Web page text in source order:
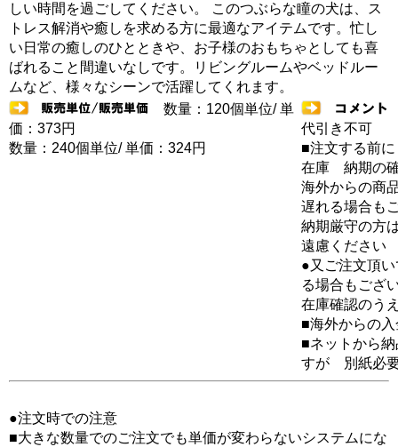
しい時間を過ごしてください。 このつぶらな瞳の犬は、ス
トレス解消や癒しを求める方に最適なアイテムです。忙し
い日常の癒しのひとときや、お子様のおもちゃとしても喜
ばれること間違いなしです。リビングルームやベッドルー
ムなど、様々なシーンで活躍してくれます。
数量：120個単位/ 単
価：373円
数量：240個単位/ 単価：324円
代引き不可
■注文する前に
在庫 納期の
海外からの商
遅れる場合も
納期厳守の方
遠慮ください
●又ご注文頂
る場合もござ
在庫確認のう
■海外からの
■ネットから
すが 別紙必
●注文時での注意
■大きな数量でのご注文でも単価が変わらないシステムにな